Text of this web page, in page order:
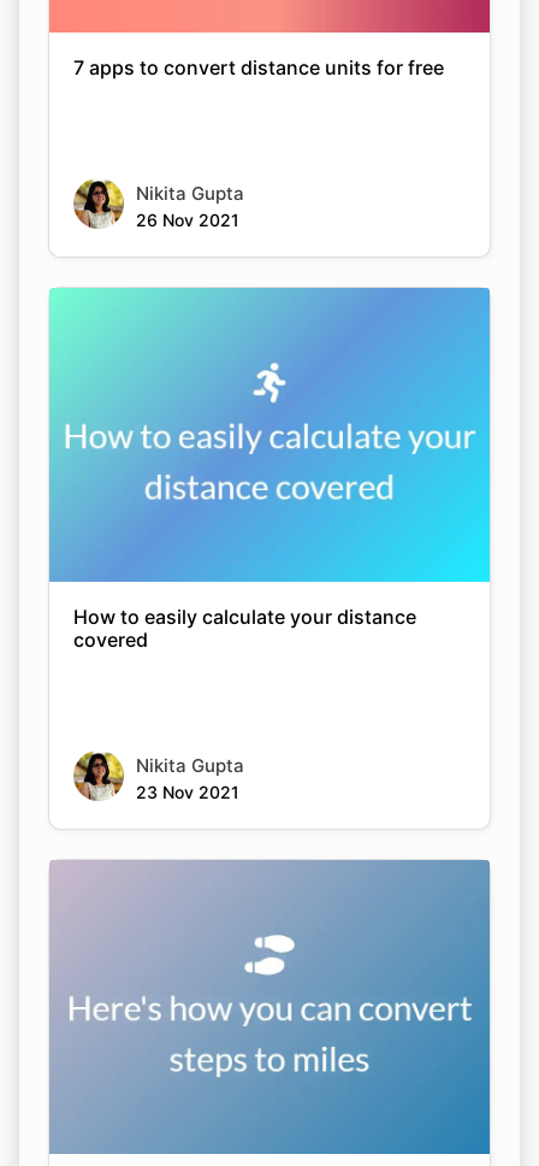
7 apps to convert distance units for free
Nikita Gupta
26 Nov 2021
How to easily calculate your distance
covered
Nikita Gupta
23 Nov 2021